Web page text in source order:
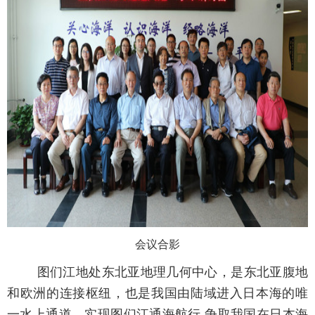
会议合影
图们江地处东北亚地理几何中心，是东北亚腹地
和欧洲的连接枢纽，也是我国由陆域进入日本海的唯